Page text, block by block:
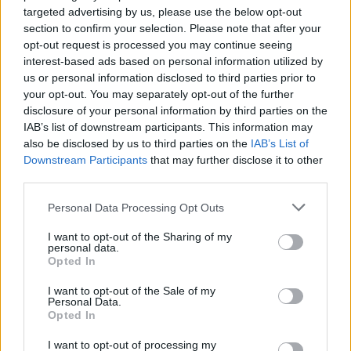
targeted advertising by us, please use the below opt-out
section to confirm your selection. Please note that after your
opt-out request is processed you may continue seeing
interest-based ads based on personal information utilized by
us or personal information disclosed to third parties prior to
your opt-out. You may separately opt-out of the further
disclosure of your personal information by third parties on the
IAB’s list of downstream participants. This information may
also be disclosed by us to third parties on the IAB’s List of
Downstream Participants that may further disclose it to other
Personal Data Processing Opt Outs
I want to opt-out of the Sharing of my
personal data.
Opted In
I want to opt-out of the Sale of my
Personal Data.
Opted In
I want to opt-out of processing my
κέντρο της πόλης – Μεγάλη ήταν η
συμμετοχή κατοίκων και
επισκεπτών
Βουτιά έκανε το πραγματικό
εισόδημα των ελληνικών
νοικοκυριών
Μείωση 3,6% το πρώτο τρίμηνο του
2026, η χειρότερη επίδοση μεταξύ
21 χωρών μελών του ΟΟΣΑ.
Καθοριστική η υποχώρηση των
κοινωνικών παροχών και του
στοιχεία
ΑΓΡΟΤΕΣ
Ανοιξε ξανά το ΟΣΔΕ του 2025
Παράλληλα με τις Ενιαίες
Αιτήσεις Ενίσχυσης του 2026 τα
ΚΥΔ θα πρέπει να κάνουν και τις